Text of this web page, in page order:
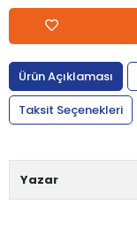
Ürün Açıklaması
Taksit Seçenekleri
Yazar